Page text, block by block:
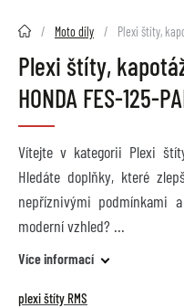
2HMOTO.cz Moto díly Plexi štíty,
Plexi štíty,
HONDA FES-125-
Vítejte v kategorii Plexi
Hledáte doplňky, které
nepříznivými podmínkami
moderní vzhled?
Více informací
plexi štíty RMS